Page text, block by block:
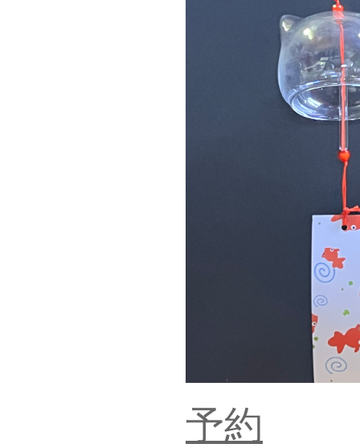
予約